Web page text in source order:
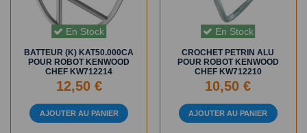
En Stock
BATTEUR (K) KAT50.000CA
POUR ROBOT KENWOOD
CHEF KW712214
12,50 €
AJOUTER AU PANIER
En Stock
CROCHET PETRIN ALU
POUR ROBOT KENWOOD
CHEF KW712210
10,50 €
AJOUTER AU PANIER